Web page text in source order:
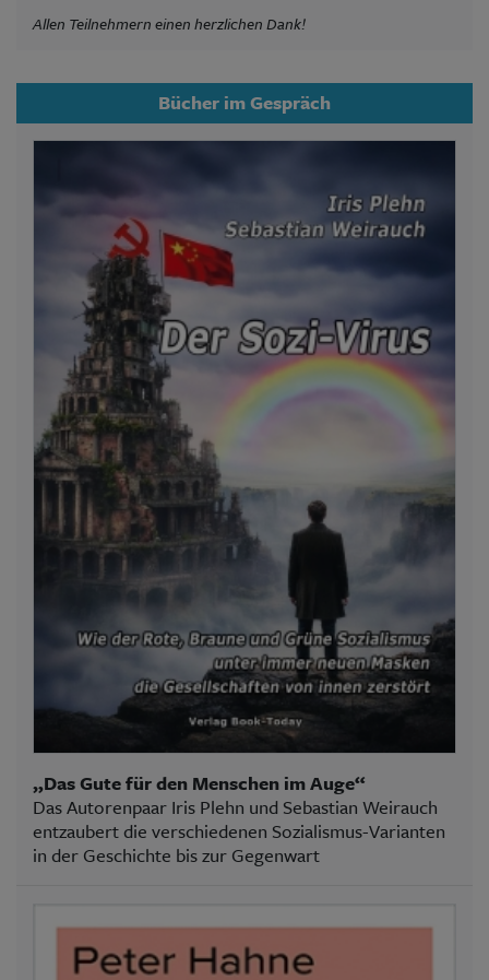
Allen Teilnehmern einen herzlichen Dank!
Bücher im Gespräch
„Das Gute für den Menschen im Auge“
Das Autorenpaar Iris Plehn und Sebastian Weirauch
entzaubert die verschiedenen Sozialismus-Varianten
in der Geschichte bis zur Gegenwart